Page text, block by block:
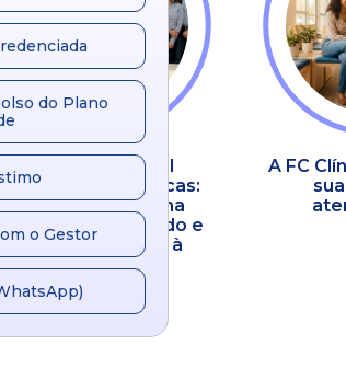
do Plano
o Gestor
Fundação Copel
inaugura a FC Clínicas:
Um novo marco na
evolução do cuidado e
atenção integral à
saúde
A FC